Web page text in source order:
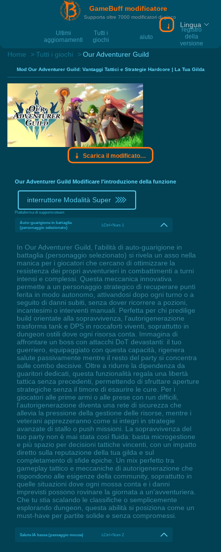
GameBuff modificatore
Supporta oltre 7000 modificatori di gioco
Ultimi
aggiornamenti
Tutti i
giochi
aiuto
registro
della
versione
Scarica il
Lingua
Home Tutti i giochi Our Adventurer Guild
Mod Our Adventurer Guild: Vantaggi Tattici e Strategie Hardcore | La Tua Gilda
Scarica il modificatore Gamebuff
Our Adventurer Guild Modificare l'introduzione della funzione
interruttore Modalità Super
Piattaforma di supporto:steam
Auto-guarigione in battaglia
(personaggio selezionato)
LCtrl+Num 1
In Our Adventurer Guild, l'abilità di auto-guarigione in
battaglia (personaggio selezionato) si rivela un asso nella
manica per i giocatori che cercano di ottimizzare la
resistenza dei propri avventurieri in combattimenti a turni
intensi e complessi. Questa meccanica innovativa
permette a un personaggio strategico di recuperare punti
ferita in modo autonomo, attivandosi dopo ogni turno o a
seguito di danni subiti, senza dover ricorrere a pozioni,
incantesimi o interventi manuali. Perfetta per chi predilige
build orientate alla sopravvivenza, l'autorigenerazione
trasforma tank e DPS in roccaforti viventi, soprattutto in
dungeon ostili dove ogni risorsa conta. Immagina di
affrontare un boss con attacchi DoT devastanti: il tuo
guerriero, equipaggiato con questa capacità, rigenera
salute passivamente mentre il resto del party si concentra
sulle combo decisive. Oltre a ridurre la dipendenza da
guaritori dedicati, questa funzionalità regala una libertà
tattica senza precedenti, permettendo di sfruttare aperture
strategiche senza il timore di esaurire le cure. Per i
giocatori alle prime armi o alle prese con run difficili,
l'autorigenerazione diventa una rete di sicurezza che
allevia la pressione della gestione delle risorse, mentre i
veterani apprezzeranno come si integri in strategie
avanzate di stallo o push missioni. La sopravvivenza del
tuo party non è mai stata così fluida: basta microgestione
e più spazio per decisioni tattiche vincenti, con un impatto
diretto sulla reputazione della tua gilda e sul
completamento di sfide epiche. Un mix perfetto tra
gameplay tattico e meccaniche di autorigenerazione che
rispondono alle esigenze della community, soprattutto in
quelle situazioni dove ogni mossa conta e i danni
imprevisti possono rovinare la giornata a un'avventuriera.
Che tu stia scalando le classifiche o semplicemente
esplorando dungeon, questa abilità si posiziona come un
must-have per partite solide e senza compromessi.
Salute IA bassa (passaggio mouse) LCtrl+Num 2